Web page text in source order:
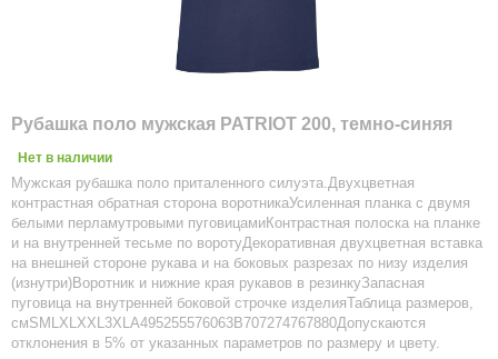
Рубашка поло мужская PATRIOT 200, темно-синяя
Нет в наличии
Мужская рубашка поло приталенного силуэта.Двухцветная
контрастная обратная сторона воротникаУсиленная планка с двумя
белыми перламутровыми пуговицамиКонтрастная полоска на планке
и на внутренней тесьме по воротуДекоративная двухцветная вставка
на внешней стороне рукава и на боковых разрезах по низу изделия
(изнутри)Воротник и нижние края рукавов в резинкуЗапасная
пуговица на внутренней боковой строчке изделияТаблица размеров,
смSMLXLXXL3XLA495255576063B707274767880Допускаются
отклонения в 5% от указанных параметров по размеру и цвету.